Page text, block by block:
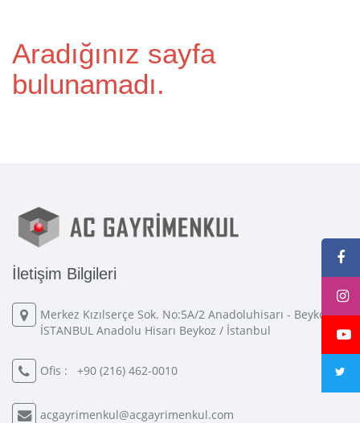
Aradığınız sayfa
bulunamadı.
İletişim Bilgileri
Merkez Kızılserçe Sok. No:5A/2 Anadoluhisarı - Beykoz -
İSTANBUL Anadolu Hisarı Beykoz / İstanbul
Ofis : +90 (216) 462-0010
acgayrimenkul@acgayrimenkul.com